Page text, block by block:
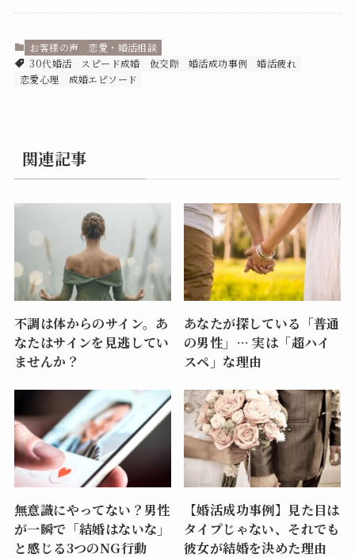
お客様の声
恋愛・婚活相談
30代婚活
スピード成婚 仮交際 婚活成功事例
婚活疲れ
恋愛心理
成婚エピソード
関連記事
不調は体からのサイン。あ
なたはサインを見逃してい
ませんか？
あなたが探している「普通
の男性」… 実は「超ハイ
スペ」な理由
無意識にやってない？男性
が一瞬で「結婚はないな」
と感じる3つのNG行動
【婚活成功事例】見た目は
タイプじゃない、それでも
彼女が結婚を決めた理由